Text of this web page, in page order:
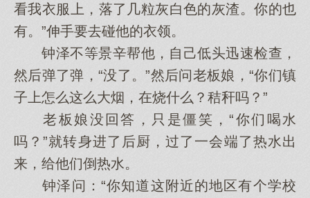
看我衣服上，落了几粒灰白色的灰渣。你的也
有。”伸手要去碰他的衣领。
钟泽不等景辛帮他，自己低头迅速检查，
然后弹了弹，“没了。”然后问老板娘，“你们镇
子上怎么这么大烟，在烧什么？秸秆吗？”
老板娘没回答，只是僵笑，“你们喝水
吗？”就转身进了后厨，过了一会端了热水出
来，给他们倒热水。
钟泽问：“你知道这附近的地区有个学校